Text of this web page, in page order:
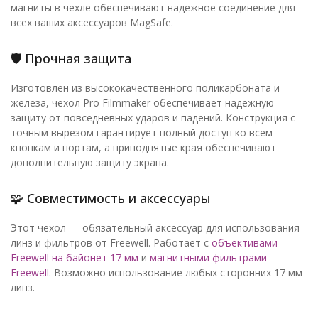
магниты в чехле обеспечивают надежное соединение для
всех ваших аксессуаров MagSafe.
🛡️ Прочная защита
Изготовлен из высококачественного поликарбоната и
железа, чехол Pro Filmmaker обеспечивает надежную
защиту от повседневных ударов и падений. Конструкция с
точным вырезом гарантирует полный доступ ко всем
кнопкам и портам, а приподнятые края обеспечивают
дополнительную защиту экрана.
🧩 Совместимость и аксессуары
Этот чехол — обязательный аксессуар для использования
линз и фильтров от Freewell. Работает с объективами
Freewell на байонет 17 мм и магнитными фильтрами
Freewell. Возможно использование любых сторонних 17 мм
линз.